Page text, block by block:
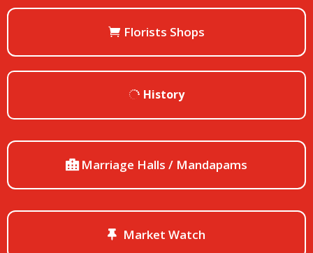
Florists Shops
History
Marriage Halls / Mandapams
Market Watch